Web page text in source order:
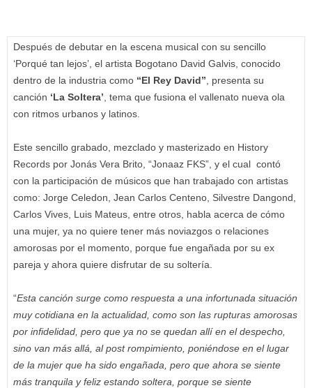
Después de debutar en la escena musical con su sencillo
‘Porqué tan lejos’, el artista Bogotano David Galvis, conocido
dentro de la industria como “El Rey David” , presenta su
canción ‘La Soltera’ , tema que fusiona el vallenato nueva ola
con ritmos urbanos y latinos.
Este sencillo grabado, mezclado y masterizado en History
Records por Jonás Vera Brito, “Jonaaz FKS”, y el cual contó
con la participación de músicos que han trabajado con artistas
como: Jorge Celedon, Jean Carlos Centeno, Silvestre Dangond,
Carlos Vives, Luis Mateus, entre otros, habla acerca de cómo
una mujer, ya no quiere tener más noviazgos o relaciones
amorosas por el momento, porque fue engañada por su ex
pareja y ahora quiere disfrutar de su soltería.
“Esta canción surge como respuesta a una infortunada situación
muy cotidiana en la actualidad, como son las rupturas amorosas
por infidelidad, pero que ya no se quedan allí en el despecho,
sino van más allá, al post rompimiento, poniéndose en el lugar
de la mujer que ha sido engañada, pero que ahora se siente
más tranquila y feliz estando soltera, porque se siente